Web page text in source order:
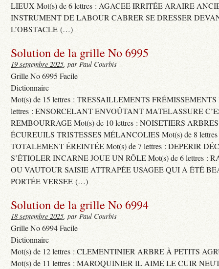
LIEUX Mot(s) de 6 lettres : AGACEE IRRITÉE ARAIRE
INSTRUMENT DE LABOUR CABRER SE DRESSER
L’OBSTACLE (…)
Solution de la grille No 6995
19 septembre 2025, par Paul Courbis
Grille No 6995 Facile
Dictionnaire
Mot(s) de 15 lettres : TRESSAILLEMENTS FRÉMISSEMENTS
lettres : ENSORCELANT ENVOÛTANT MATELASSURE
REMBOURRAGE Mot(s) de 10 lettres : NOISETIERS
ÉCUREUILS TRISTESSES MÉLANCOLIES Mot(s) de 8
TOTALEMENT ÉREINTÉE Mot(s) de 7 lettres : DEPERIR
S’ÉTIOLER INCARNE JOUE UN RÔLE Mot(s) de 6 lettres :
OU VAUTOUR SAISIE ATTRAPÉE USAGEE QUI A ÉTÉ
PORTÉE VERSEE (…)
Solution de la grille No 6994
18 septembre 2025, par Paul Courbis
Grille No 6994 Facile
Dictionnaire
Mot(s) de 12 lettres : CLEMENTINIER ARBRE À PETITS
Mot(s) de 11 lettres : MAROQUINIER IL AIME LE CUIR